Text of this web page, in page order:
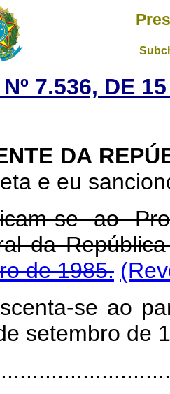
7.536, DE
DA
e eu
se ao
da
de 1985.
se ao
setembro de